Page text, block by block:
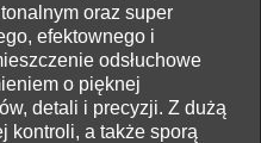
oraz super
efektownego i
odsłuchowe
o pięknej
detali i precyzji. Z dużą
kontroli, a także sporą